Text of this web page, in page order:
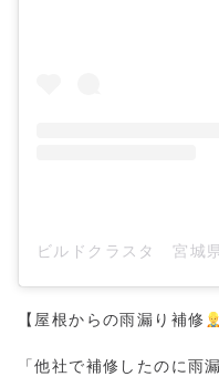
【屋根からの雨漏り補修
「他社で補修したのに雨